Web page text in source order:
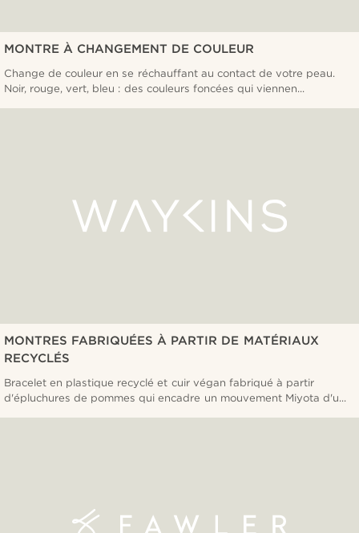
MONTRE À CHANGEMENT DE COULEUR
Change de couleur en se réchauffant au contact de votre peau.
Noir, rouge, vert, bleu : des couleurs foncées qui viennen...
MONTRES FABRIQUÉES À PARTIR DE MATÉRIAUX
RECYCLÉS
Bracelet en plastique recyclé et cuir végan fabriqué à partir
d'épluchures de pommes qui encadre un mouvement Miyota d'u...